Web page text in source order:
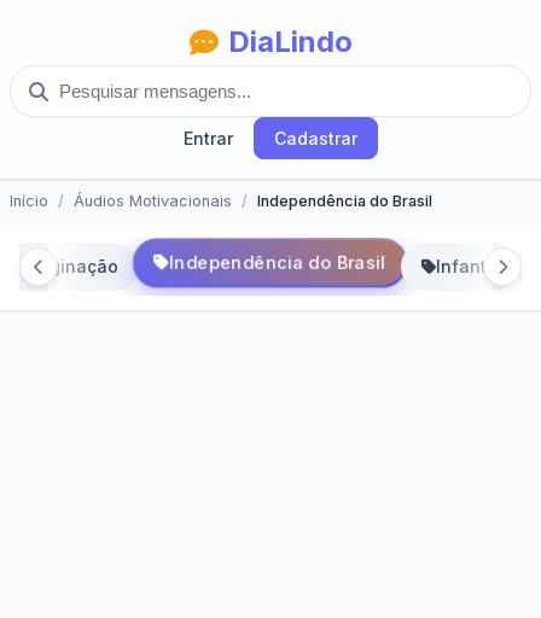
DiaLindo
Entrar Cadastrar
Início Áudios Motivacionais Independência do Brasil
Imaginação Independência do Brasil Infantil